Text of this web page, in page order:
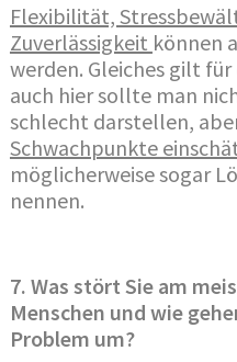
Flexibilität,
Zuverlässigkeit können
werden. Gleiches gilt
auch hier sollte man
schlecht darstellen,
Schwachpunkte
möglicherweise sogar
nennen.
7. Was stört Sie am
Menschen und wie
Problem um?